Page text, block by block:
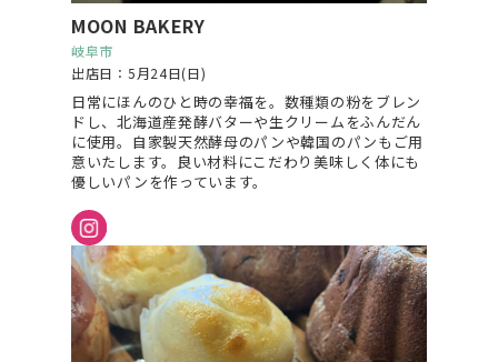
MOON BAKERY
岐阜市
出店日：5月24日(日)
日常にほんのひと時の幸福を。数種類の粉をブレン
ドし、北海道産発酵バターや生クリームをふんだん
に使用。自家製天然酵母のパンや韓国のパンもご用
意いたします。良い材料にこだわり美味しく体にも
優しいパンを作っています。